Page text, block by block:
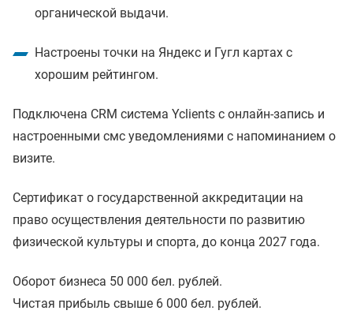
органической выдачи.
Настроены точки на Яндекс и Гугл картах с
хорошим рейтингом.
Подключена CRM система Yclients с онлайн-запись и
настроенными смс уведомлениями с напоминанием о
визите.
Сертификат о государственной аккредитации на
право осуществления деятельности по развитию
физической культуры и спорта, до конца 2027 года.
Оборот бизнеса 50 000 бел. рублей.
Чистая прибыль свыше 6 000 бел. рублей.